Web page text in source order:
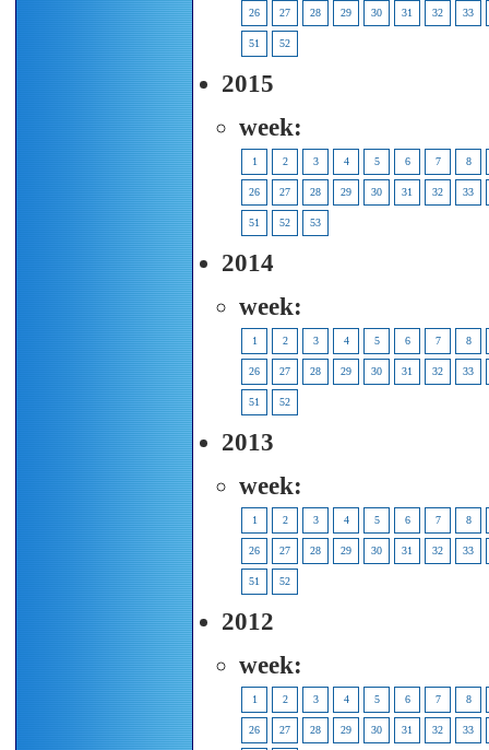
26 27 28 29 30 31 32 33
51 52
2015
week:
1 2 3 4 5 6 7 8
26 27 28 29 30 31 32 33
51 52 53
2014
week:
1 2 3 4 5 6 7 8
26 27 28 29 30 31 32 33
51 52
2013
week:
1 2 3 4 5 6 7 8
26 27 28 29 30 31 32 33
51 52
2012
week:
1 2 3 4 5 6 7 8
26 27 28 29 30 31 32 33